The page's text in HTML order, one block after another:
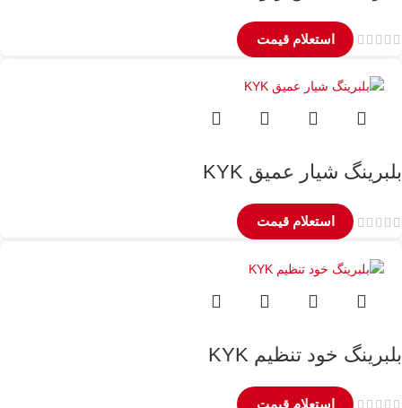
استعلام قیمت
بلبرینگ شیار عمیق KYK
استعلام قیمت
بلبرینگ خود تنظیم KYK
استعلام قیمت